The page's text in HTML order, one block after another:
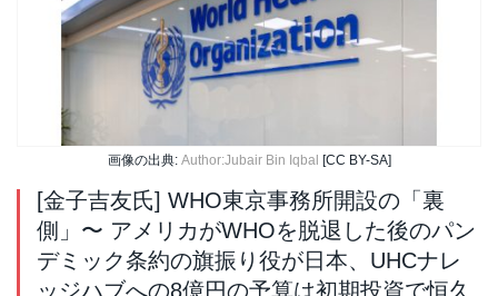
画像の出典: Author:Jubair Bin Iqbal [CC BY-SA]
[金子吉友氏] WHO東京事務所開設の「裏
側」〜 アメリカがWHOを脱退した後のパン
デミック条約の旗振り役が日本、UHCナレ
ッジハブへの8億円の予算は初期投資で恒久